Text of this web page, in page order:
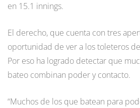
en 15.1 innings.
El derecho, que cuenta con tres
oportunidad de ver a los toleteros
Por eso ha logrado detectar que
bateo combinan poder y contacto.
“Muchos de los que batean para